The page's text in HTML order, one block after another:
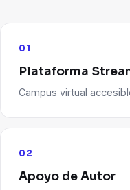
01
Plataforma
Campus virtual
02
Apoyo de Autor